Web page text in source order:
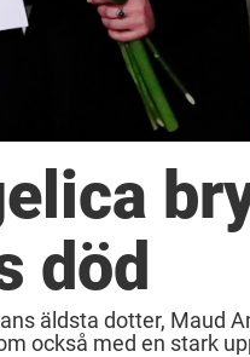
död
äldsta dotter, Maud
också med en stark